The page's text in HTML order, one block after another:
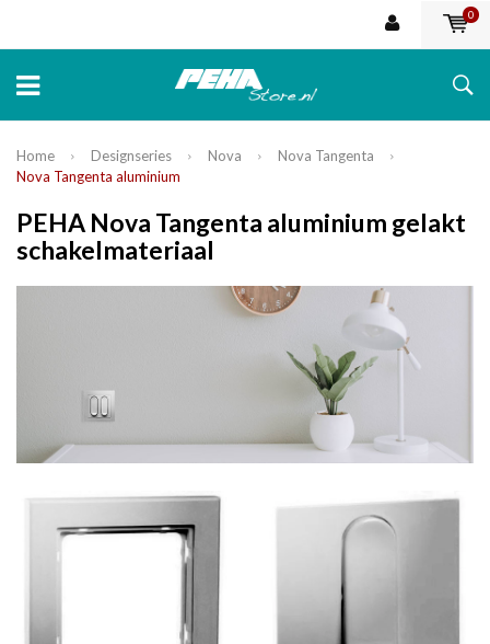
0
Home Designseries Nova
Nova Tangenta
Nova Tangenta aluminium
PEHA Nova Tangenta aluminium gelakt
schakelmateriaal